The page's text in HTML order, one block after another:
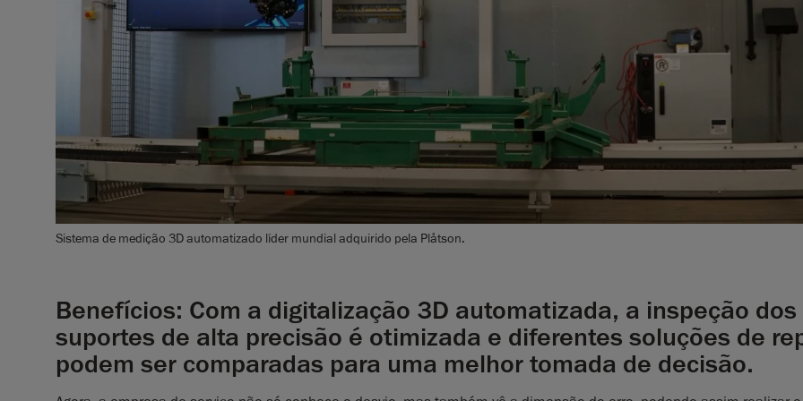
Sistema de medição 3D automatizado líder mundial adquirido pela Plåtson.
Benefícios: Com a digitalização 3D automatizada, a inspeção dos
suportes de alta precisão é otimizada e diferentes soluções de
podem ser comparadas para uma melhor tomada de decisão.